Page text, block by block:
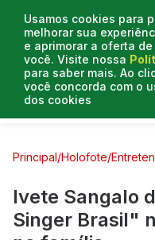
Usamos cookies para
melhorar sua
e aprimorar a oferta
você. Visite nossa
para saber mais. Ao
você concorda com o
dos cookies
Curtas e Venenosas
Principal/Holofote/
Ivete Sangalo
Singer Brasil"